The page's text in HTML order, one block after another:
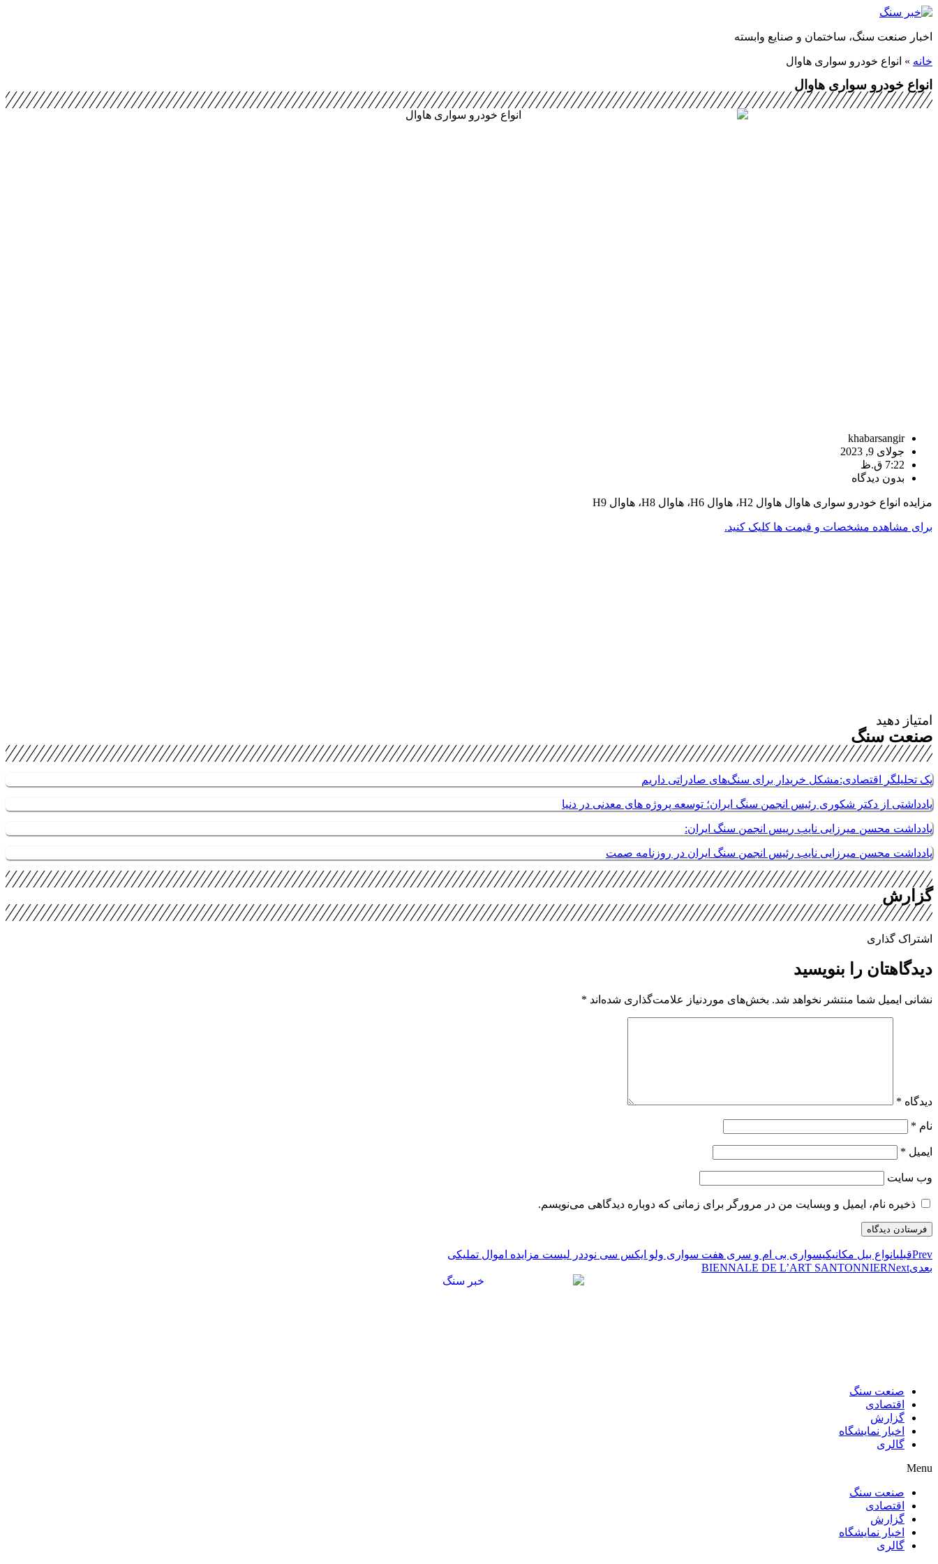
پرش
محتوا
اخبار صنعت سنگ، ساختمان و صنایع وابسته
خانه » انواع خودرو سواری هاوال
انواع خودرو سواری هاوال
khabarsangir
جولای 9, 2023
7:22 ق.ظ
بدون دیدگاه
مزایده انواع خودرو سواری هاوال هاوال H2، هاوال H6، هاوال H8، هاوال H9
برای مشاهده مشخصات و قیمت ها کلیک کنید.
امتیاز دهید
صنعت سنگ
یک تحلیلگر اقتصادی:مشکل خریدار برای سنگ‌های صادراتی داریم
یادداشتی از دکتر شکوری رئیس انجمن سنگ ایران؛ توسعه پروژه های معدنی در دنیا
یادداشت محسن میرزایی نایب رییس انجمن سنگ ایران:
یادداشت محسن میرزایی نایب رئیس انجمن سنگ ایران در روزنامه صمت
گزارش
اشتراک گذاری
دیدگاهتان را بنویسید
نشانی ایمیل شما منتشر نخواهد شد. بخش‌های موردنیاز علامت‌گذاری شده‌اند *
دیدگاه *
نام *
ایمیل *
وب‌ سایت
ذخیره نام، ایمیل و وبسایت من در مرورگر برای زمانی که دوباره دیدگاهی می‌نویسم.
Prevقبلیانواع بیل مکانیکیسواری بی ام و سری هفت سواری ولو ایکس سی نوددر لیست مزایده اموال تملیکی
بعدی
BIENNALE DE L’ART SANTONNIERNext
صنعت سنگ
اقتصادی
گزارش
اخبار نمایشگاه
گالری
Menu
صنعت سنگ
اقتصادی
گزارش
اخبار نمایشگاه
گالری